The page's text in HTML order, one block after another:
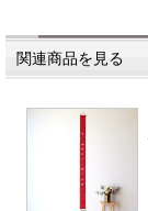
関連商品を見る